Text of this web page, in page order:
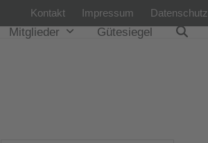
Kontakt Impressum Datenschutz
Mitglieder Gütesiegel